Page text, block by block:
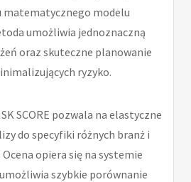
matematycznego modelu
umożliwia jednoznaczną
oraz skuteczne planowanie
ryzyko.
SCORE pozwala na elastyczne
do specyfiki różnych branż i
opiera się na systemie
szybkie porównanie